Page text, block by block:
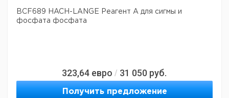
BCF689 HACH-LANGE Реагент А для сигмы и
фосфата фосфата
323,64 евро / 31 050 руб.
Получить предложение